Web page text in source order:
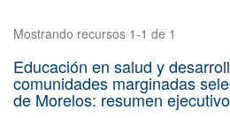
Mostrando recursos 1-1 de 1
Educación en salud y
comunidades marginadas
de Morelos: resumen ejecutivo